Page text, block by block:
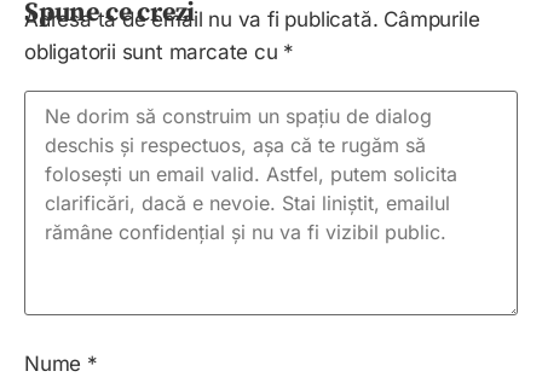
Spune ce crezi
Adresa ta de email nu va fi publicată. Câmpurile
obligatorii sunt marcate cu *
Nume *